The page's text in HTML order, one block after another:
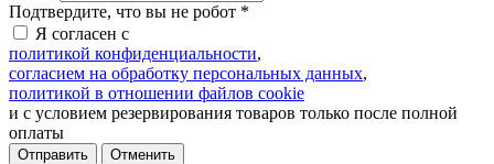
Подтвердите, что вы не робот *
Я согласен с
политикой конфиденциальности,
согласием на обработку персональных данных,
политикой в отношении файлов cookie
и с условием резервирования товаров только после полной
оплаты
Отменить